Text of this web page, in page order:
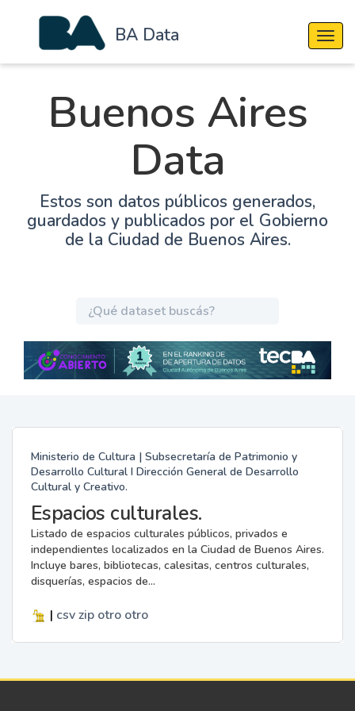
BA Data
Buenos Aires
Data
Estos son datos públicos generados,
guardados y publicados por el Gobierno
de la Ciudad de Buenos Aires.
Ministerio de Cultura | Subsecretaría de Patrimonio y
Desarrollo Cultural I Dirección General de Desarrollo
Cultural y Creativo.
Espacios culturales.
Listado de espacios culturales públicos, privados e
independientes localizados en la Ciudad de Buenos Aires.
Incluye bares, bibliotecas, calesitas, centros culturales,
disquerías, espacios de...
| csv zip otro otro